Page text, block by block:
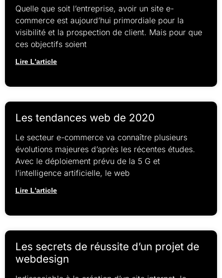
Quelle que soit l’entreprise, avoir un site e-
commerce est aujourd’hui primordiale pour la
visibilité et la prospection de client. Mais pour que
ces objectifs soient
Lire L'article
Les tendances web de 2020
Le secteur e-commerce va connaître plusieurs
évolutions majeures d’après les récentes études.
Avec le déploiement prévu de la 5 G et
l’intelligence artificielle, le web
Lire L'article
Les secrets de réussite d’un projet de
webdesign